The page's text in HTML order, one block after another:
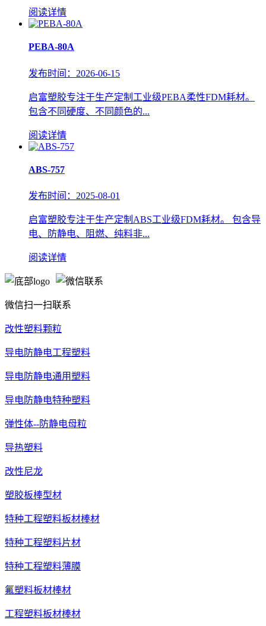
阅读详情
PEBA-80A
发布时间：2026-06-15
启富塑胶专注于生产定制工业级PEBA柔性FDM耗材。
包含不同硬度、不同颜色的...
阅读详情
ABS-757
发布时间：2025-08-01
启富塑胶专注于生产定制ABS工业级FDM耗材。 包含导
电、防静电、阻燃、纯料非...
阅读详情
微信扫一扫联系
改性塑料颗粒
导电防静电工程塑料
导电防静电通用塑料
导电防静电特种塑料
弹性体--防静电母粒
导热塑料
改性尼龙
塑胶板棒型材
特种工程塑料板材棒材
特种工程塑料片材
特种工程塑料薄膜
氟塑料板材棒材
工程塑料板材棒材